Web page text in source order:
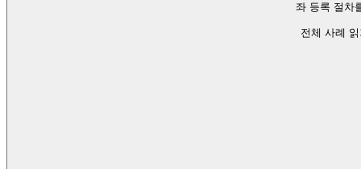
좌 등록 절차
전체 사례